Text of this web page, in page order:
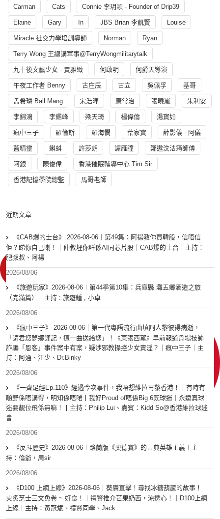
Carman Cats Connie 李玥穎 - Founder of Drip39
Elaine Gary In JBS Brian 李凱賢 Louise
Miracle 社交力學培訓導師 Norman Ryan
Terry Wong 王總講軍事@TerryWongmilitarytalk
九十後文藝少女 - 賈雅緻 何啟明 何爵天導演
午夜工作者 Benny 古庄辰 古立 吳佩孚 基哥
孟希璘 Ball Mang 宋浩暉 康常治 張曉嵐 朱利安
李錦鴻 李鑑峰 梁天琦 楊偉倫 湯寳如
瘋中三子 羅倫斯 羅海憫 葉家寶 薛影儀 - 阿儀
藍精靈 蝌蚪 許莎朗 譚雁瞳 鄭遨汶法筠師傅
阿銀 陳俊偉 香港催眠輔導中心 Tim Sir
香港記憶學院總監 馬哥老師
近期文章
《CAB爆的士台》 2026-08-06｜第49集：阿揚教你買韓股，信唔信
佢？睇你自己喇！｜仲教埋你咩係AI同芯片股｜CAB爆的士台｜主持：
肥叔叔、阿楊
2026/08/06
《旅遊玩家》2026-08-06︱第44季第10集：兵庫縣 灘五鄉酒造之旅
（完滿篇）︱主持 : 旅遊鍾 , 小卓
2026/08/06
《瘋中三子》 2026-08-06｜第一代粵語流行曲填詞人黎彼得病逝，
「請君您夢鄉謹記，這一曲送給您」！《東張西望》早前報道骨場技師
詐騙「恩客」事件案中有案，疑涉邪教操控少女賣淫？｜瘋中三子｜主
持：阿通、江少、Dr.Binky
2026/08/06
《一齊足經Ep.110》經過今次事件，我唔想維拉再黎香港！｜有時有
啲野係唔講得，明知係唔啱丨我好Proud of唔係Big 6既球迷｜永遠真球
迷要靚位飛係無嘛！丨主持：Philip Lui、嘉賓：Kidd So@香港維拉球迷
會
2026/08/06
《反斗歷史》2026-08-06︱路蘭版《奧德賽》的古典英雄主義︱主
持：倫爺，周sir
2026/08/06
《D100 上綱上線》2026-08-06｜葵廣直擊！尋找冰糖葫蘆的故事！｜
火炙芝士三文魚卷 ~ 好食！｜禮賢推介芒果奶西，涼透心！｜D100上綱
上線︱主持：黃冠斌、禮賢同學、Jack